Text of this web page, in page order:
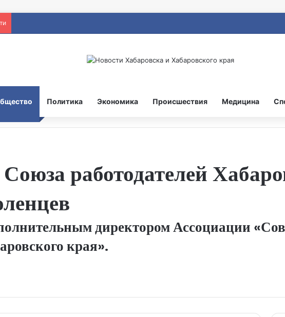
Политика Экономика Происшествия Медицина
работодателей
директором Ассоциации
края».